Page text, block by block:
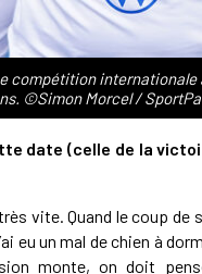
compétition internationale
©Simon Morcel /
date (celle de la
vite. Quand le coup
eu un mal de chien à
monte, on doit